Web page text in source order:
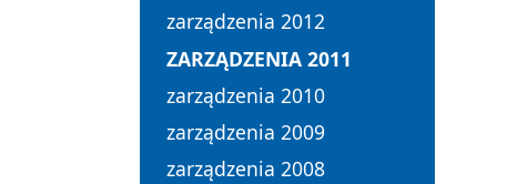
zarządzenia 2012
ZARZĄDZENIA 2011
zarządzenia 2010
zarządzenia 2009
zarządzenia 2008